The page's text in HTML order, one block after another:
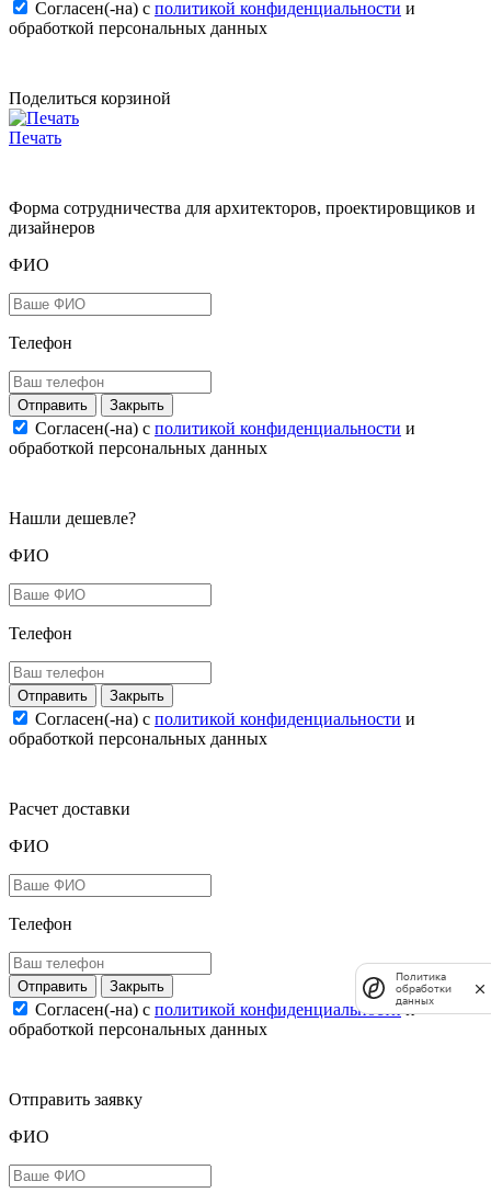
Согласен(-на) c политикой конфиденциальности и
обработкой персональных данных
Поделиться корзиной
Печать
Форма сотрудничества для архитекторов, проектировщиков и
дизайнеров
ФИО
Телефон
Закрыть
Согласен(-на) c политикой конфиденциальности и
обработкой персональных данных
Нашли дешевле?
ФИО
Телефон
Закрыть
Согласен(-на) c политикой конфиденциальности и
обработкой персональных данных
Расчет доставки
ФИО
Телефон
Закрыть
Согласен(-на) c политикой конфиденциальностии
обработкой персональных данных
Отправить заявку
ФИО
Политика
обработки
данных